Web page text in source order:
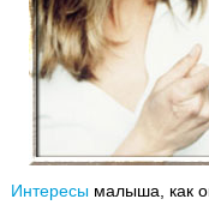
Интересымалыша, как